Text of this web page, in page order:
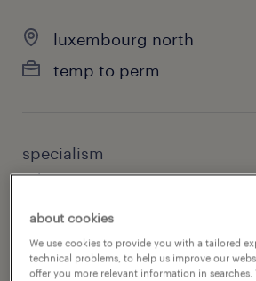
luxembourg north
temp to perm
specialism
administrative
contact
nandry schmit, randstad
about cookies
We use cookies to provide you with a tailored
technical problems, to help us improve our
offer you more relevant information in searches.